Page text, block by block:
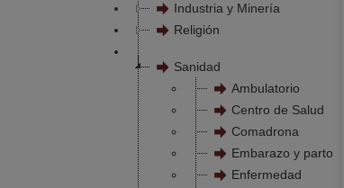
Industria y Minería
Religión
Sanidad
Ambulatorio
Centro de Salud
Comadrona
Embarazo y parto
Enfermedad